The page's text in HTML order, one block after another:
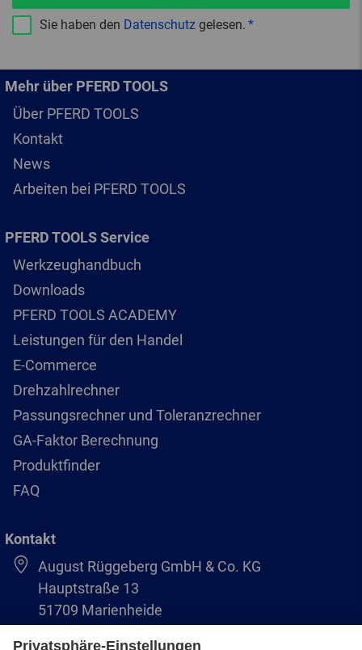
Sie haben den Datenschutz gelesen.
Mehr über PFERD TOOLS
Über PFERD TOOLS
Kontakt
News
Arbeiten bei PFERD TOOLS
PFERD TOOLS Service
Werkzeughandbuch
Downloads
PFERD TOOLS ACADEMY
Leistungen für den Handel
E-Commerce
Drehzahlrechner
Passungsrechner und Toleranzrechner
GA-Faktor Berechnung
Produktfinder
FAQ
Kontakt
August Rüggeberg GmbH & Co. KG
Hauptstraße 13
51709 Marienheide
+49 2264 9-0